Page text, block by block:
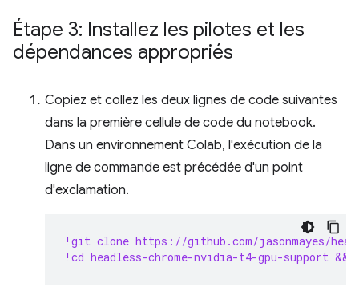
Étape 3: Installez les pilotes et les
dépendances appropriés
Copiez et collez les deux lignes de code suivantes
dans la première cellule de code du notebook.
Dans un environnement Colab, l'exécution de la
ligne de commande est précédée d'un point
d'exclamation.
!git clone https://github.com/jasonmayes/
!cd headless-chrome-nvidia-t4-gpu-support